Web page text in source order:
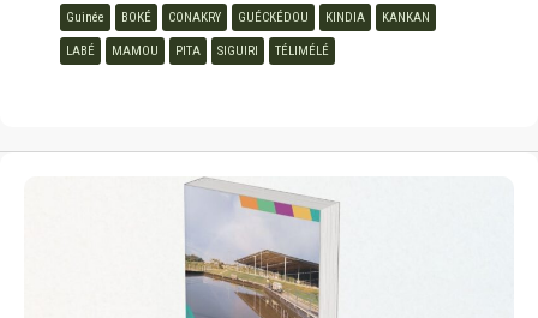
Guinée BOKÉ CONAKRY GUÉCKÉDOU KINDIA KANKAN
LABÉ MAMOU PITA SIGUIRI TÉLIMÉLÉ